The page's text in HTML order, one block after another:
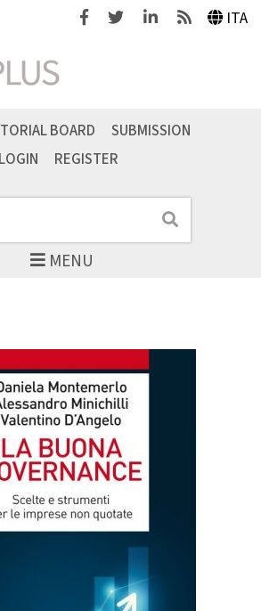
FacebookTwitterLinkedinFeeds ITA
MENU
Search
BOARD
SUBMISSION
LOGIN REGISTER